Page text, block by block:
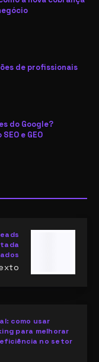
de profissionais
do Google?
e GEO
como usar
para melhorar
no setor